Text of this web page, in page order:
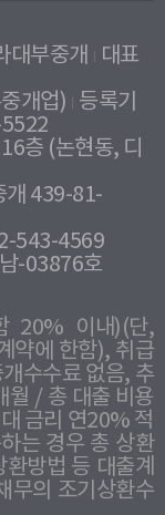
대부중개
대표
개업) 등록기
층 (논현동, 디
개 439-81-
543-4569
-03876호
20% 이내)(단,
약에 한함), 취급
수수료 없음, 추
월 / 총 대출 비용
금리 연20% 적
는 경우 총 상환
방법 등 대출계
무의 조기상환수